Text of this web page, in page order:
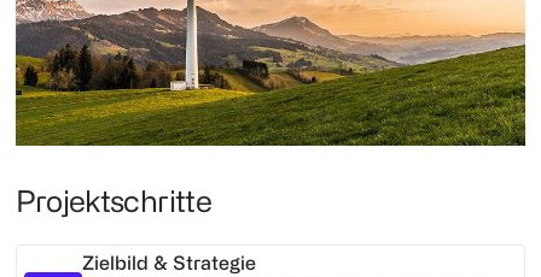
Projektschritte
Zielbild & Strategie